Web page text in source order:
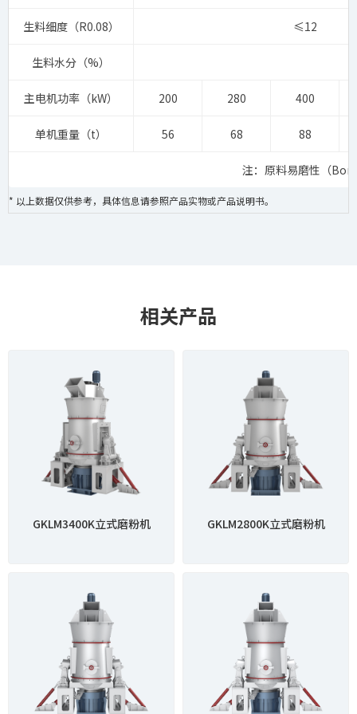
生料细度（R0.08） ≤12
生料水分（%）
主电机功率（kW） 200 280 400
单机重量（t） 56 68 88
注：原料易磨性（
* 以上数据仅供参考，具体信息请参照产品实物或产品说明书。
相关产品
GKLM3400K立式磨粉机 GKLM2800K立式磨粉机